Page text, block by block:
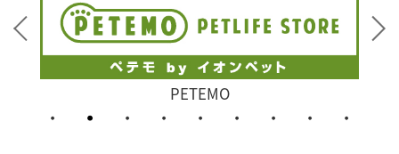
イオンペット動物医療セ